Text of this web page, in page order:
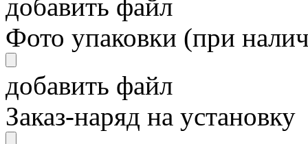
добавить файл
Фото упаковки (при
добавить файл
Заказ-наряд на установку